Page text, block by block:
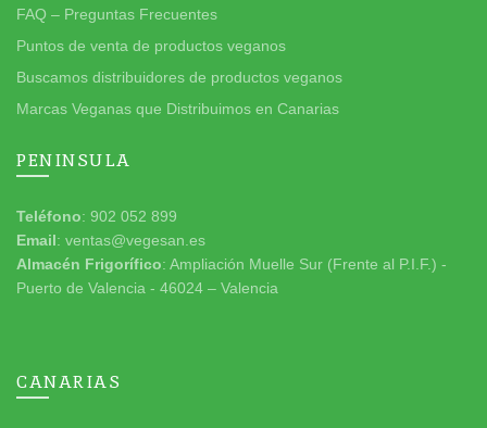
FAQ – Preguntas Frecuentes
Puntos de venta de productos veganos
Buscamos distribuidores de productos veganos
Marcas Veganas que Distribuimos en Canarias
PENINSULA
Teléfono: 902 052 899
Email: ventas@vegesan.es
Almacén Frigorífico: Ampliación Muelle Sur (Frente al P.I.F.) -
Puerto de Valencia - 46024 – Valencia
CANARIAS